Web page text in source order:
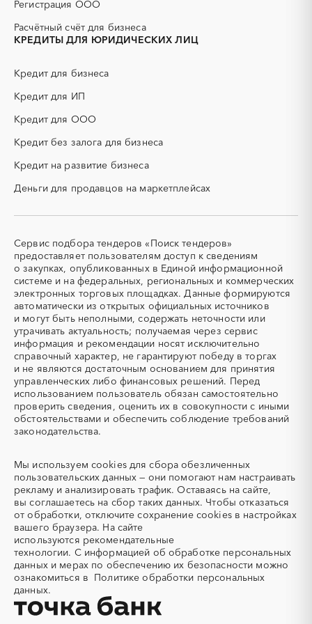
ЖБИ
ИБП
КИП (контрольно-
КТП
ОКР (опытно-
конструкторские работы)
ПГС (песчано-гравийная
смесь)
СВО
СКС (структурированные
СКУД
СОЖ (смазочно-
ТЭН
(Теплоэлектронагреватель)
УДС (установки
депарафинизации скважин)
УКПГ
ЯТЭК
Аварийные работы
Авиаперевозка
Авиационные работы
Авиационные работы
вертолетами
Автобус
Автовозы
Автогрейдер
Автозапчасти
Автоматизация
Автомобили
Автомобильные весы
Авторский надзор
Автотранспорт
Автоцистерны пожарные
Адсорбенты
Акварель
Аквариумы
Аккумуляторы
Алкогольная продукция
Алмазное бурение
Алмазная резка
Алюминиевые
конструкции
Алюминий
Аммоний
Ангар
Антенны
Антискалант
Аппараты воздушного
Регистрация ООО
Расчётный счёт для бизнеса
КРЕДИТЫ ДЛЯ ЮРИДИЧЕСКИХ ЛИЦ
Кредит для бизнеса
Кредит для ИП
Кредит для ООО
Кредит без залога для бизнеса
Кредит на развитие бизнеса
Деньги для продавцов на маркетплейсах
Сервис подбора тендеров «Поиск тендеров»
предоставляет пользователям доступ к сведениям
о закупках, опубликованных в Единой информационной
системе и на федеральных, региональных и коммерческих
электронных торговых площадках. Данные формируются
автоматически из открытых официальных источников
и могут быть неполными, содержать неточности или
утрачивать актуальность; получаемая через сервис
информация и рекомендации носят исключительно
справочный характер, не гарантируют победу в торгах
и не являются достаточным основанием для принятия
управленческих либо финансовых решений. Перед
использованием пользователь обязан самостоятельно
проверить сведения, оценить их в совокупности с иными
обстоятельствами и обеспечить соблюдение требований
законодательства.
Мы используем cookies для сбора обезличенных
пользовательских данных — они помогают нам настраивать
рекламу и анализировать трафик. Оставаясь на сайте,
вы соглашаетесь на сбор таких данных. Чтобы отказаться
от обработки, отключите сохранение cookies в настройках
вашего браузера. На сайте
используются рекомендательные
технологии. С информацией об обработке персональных
данных и мерах по обеспечению их безопасности можно
ознакомиться в Политике обработки персональных
данных.